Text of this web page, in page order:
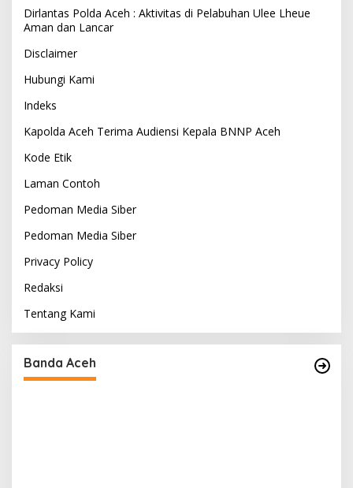
Dirlantas Polda Aceh : Aktivitas di Pelabuhan Ulee Lheue
Aman dan Lancar
Disclaimer
Hubungi Kami
Indeks
Kapolda Aceh Terima Audiensi Kepala BNNP Aceh
Kode Etik
Laman Contoh
Pedoman Media Siber
Pedoman Media Siber
Privacy Policy
Redaksi
Tentang Kami
Banda Aceh
Maling Berani Beraksi Siang Bolong di Kota
Lintang Bawah, Warga Resah Mendesak
Polres Tingkatkan Keamanan
Utama, Kriminal, Lampung